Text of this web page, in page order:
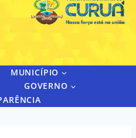
MUNICÍPIO
GOVERNO